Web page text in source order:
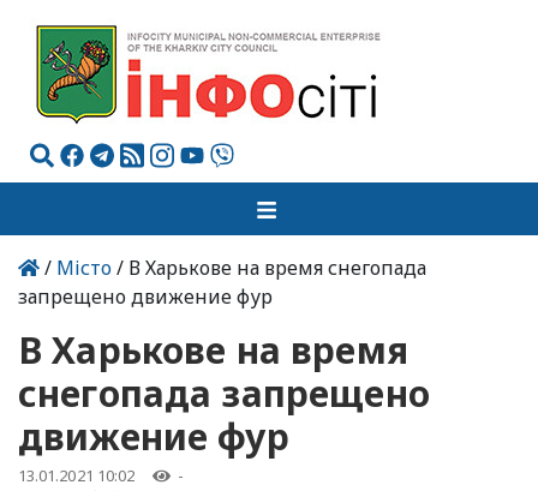
/ Місто/ В Харькове на время снегопада
запрещено движение фур
В Харькове на время
снегопада запрещено
движение фур
13.01.2021 10:02 -